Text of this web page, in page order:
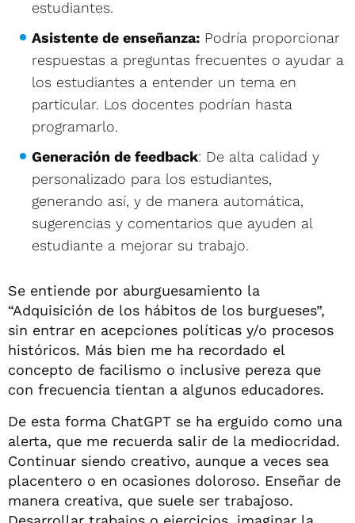
estudiantes.
Asistente de enseñanza: Podría proporcionar
respuestas a preguntas frecuentes o ayudar a
los estudiantes a entender un tema en
particular. Los docentes podrían hasta
programarlo.
Generación de feedback: De alta calidad y
personalizado para los estudiantes,
generando así, y de manera automática,
sugerencias y comentarios que ayuden al
estudiante a mejorar su trabajo.
Se entiende por aburguesamiento la
“Adquisición de los hábitos de los burgueses”,
sin entrar en acepciones políticas y/o procesos
históricos. Más bien me ha recordado el
concepto de facilismo o inclusive pereza que
con frecuencia tientan a algunos educadores.
De esta forma ChatGPT se ha erguido como una
alerta, que me recuerda salir de la mediocridad.
Continuar siendo creativo, aunque a veces sea
placentero o en ocasiones doloroso. Enseñar de
manera creativa, que suele ser trabajoso.